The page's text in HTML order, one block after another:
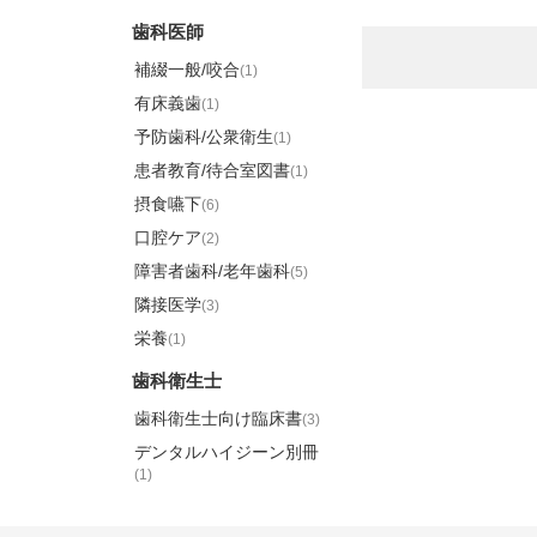
歯科医師
補綴一般/咬合(1)
有床義歯(1)
予防歯科/公衆衛生(1)
患者教育/待合室図書(1)
摂食嚥下(6)
口腔ケア(2)
障害者歯科/老年歯科(5)
隣接医学(3)
栄養(1)
歯科衛生士
歯科衛生士向け臨床書(3)
デンタルハイジーン別冊
(1)